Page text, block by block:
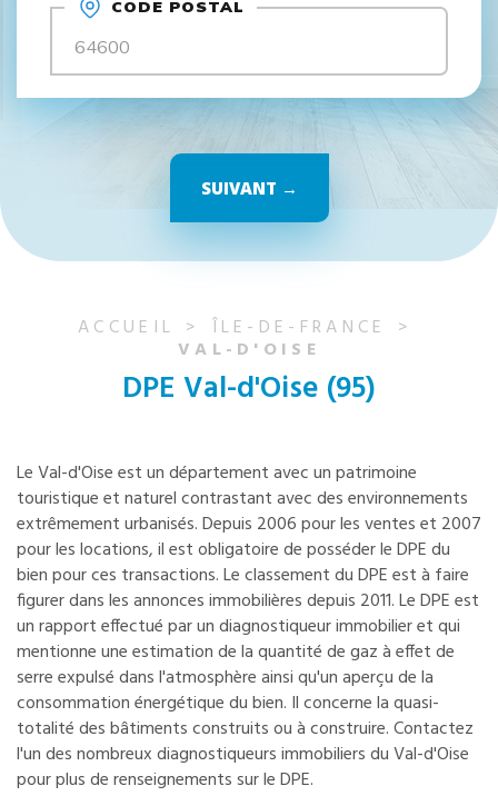
CODE POSTAL
SUIVANT →
ACCUEIL ÎLE-DE-FRANCE
VAL-D'OISE
DPE Val-d'Oise (95)
Le Val-d'Oise est un département avec un patrimoine
touristique et naturel contrastant avec des environnements
extrêmement urbanisés. Depuis 2006 pour les ventes et 2007
pour les locations, il est obligatoire de posséder le DPE du
bien pour ces transactions. Le classement du DPE est à faire
figurer dans les annonces immobilières depuis 2011. Le DPE est
un rapport effectué par un diagnostiqueur immobilier et qui
mentionne une estimation de la quantité de gaz à effet de
serre expulsé dans l'atmosphère ainsi qu'un aperçu de la
consommation énergétique du bien. Il concerne la quasi-
totalité des bâtiments construits ou à construire. Contactez
l'un des nombreux diagnostiqueurs immobiliers du Val-d'Oise
pour plus de renseignements sur le DPE.